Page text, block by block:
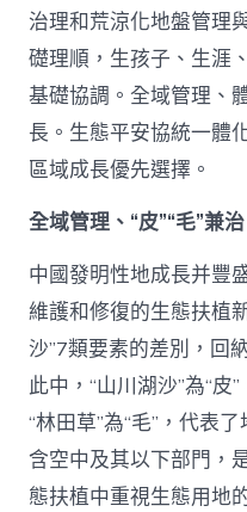
治理和荒涼化地盤管理
礎理順，生孩子、生涯
基礎協調。全域管理、
長。生態平安協統一體
區域成長優先選擇。
全域管理、“皮”“毛”兼治
中國發明性地成長并豐
維護和修復的生態扶植
沙”7類要素的差別，回
此中，“山川湖沙”為“皮
“林田草”為“毛”，代表
含空中及其以下部門，
態扶植中重視生態用地